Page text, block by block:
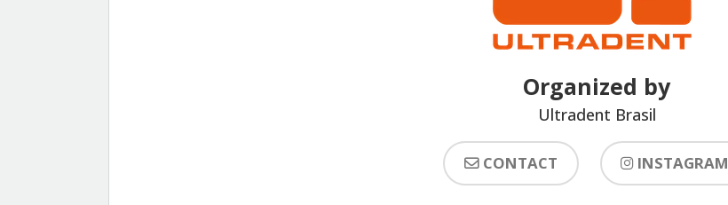
Organized by
Ultradent Brasil
CONTACT INSTAGRAM